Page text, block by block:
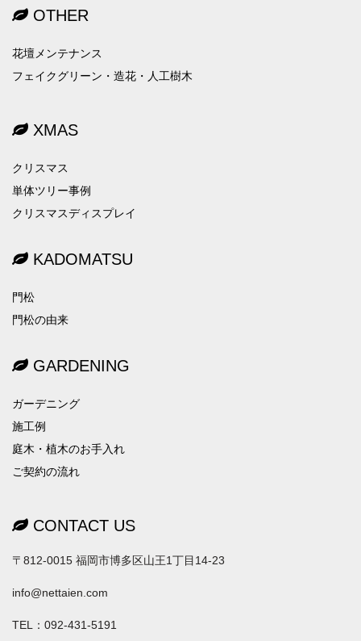
OTHER
花壇メンテナンス
フェイクグリーン・造花・人工樹木
XMAS
クリスマス
単体ツリー事例
クリスマスディスプレイ
KADOMATSU
門松
門松の由来
GARDENING
ガーデニング
施工例
庭木・植木のお手入れ
ご契約の流れ
CONTACT US
〒812-0015 福岡市博多区山王1丁目14-23
info@nettaien.com
TEL：092-431-5191